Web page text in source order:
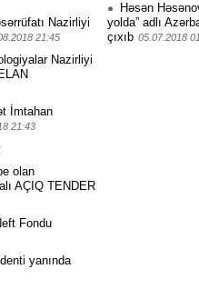
Nazirliyi
21:45
Nazirliyi
İmtahan
21:43
olan
AÇIQ TENDER
Fondu
yanında
Həsən
yolda” adlı
çıxıb 05.07.2018